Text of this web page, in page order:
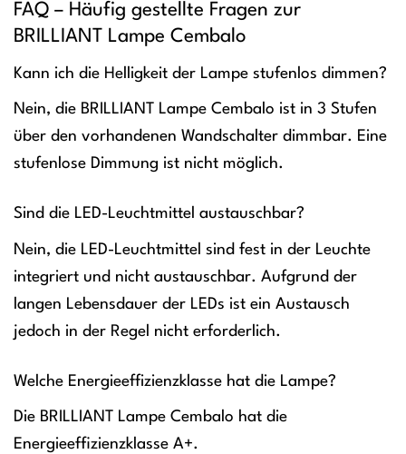
FAQ – Häufig gestellte Fragen zur
BRILLIANT Lampe Cembalo
Kann ich die Helligkeit der Lampe stufenlos dimmen?
Nein, die BRILLIANT Lampe Cembalo ist in 3 Stufen
über den vorhandenen Wandschalter dimmbar. Eine
stufenlose Dimmung ist nicht möglich.
Sind die LED-Leuchtmittel austauschbar?
Nein, die LED-Leuchtmittel sind fest in der Leuchte
integriert und nicht austauschbar. Aufgrund der
langen Lebensdauer der LEDs ist ein Austausch
jedoch in der Regel nicht erforderlich.
Welche Energieeffizienzklasse hat die Lampe?
Die BRILLIANT Lampe Cembalo hat die
Energieeffizienzklasse A+.